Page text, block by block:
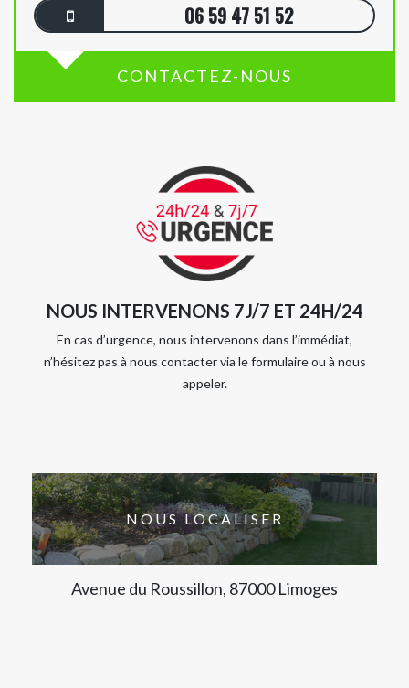
06 59 47 51 52
CONTACTEZ-NOUS
NOUS INTERVENONS 7J/7 ET 24H/24
En cas d’urgence, nous intervenons dans l’immédiat,
n’hésitez pas à nous contacter via le formulaire ou à nous
appeler.
NOUS LOCALISER
Avenue du Roussillon, 87000 Limoges